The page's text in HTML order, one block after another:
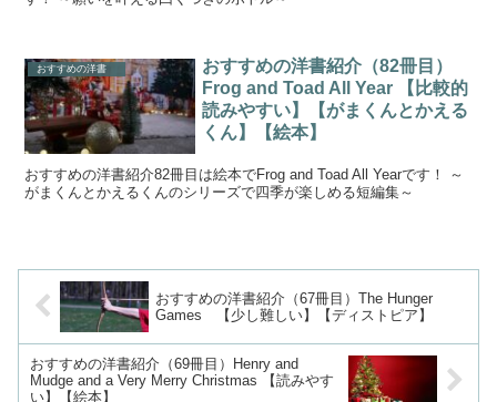
おすすめの洋書
おすすめの洋書紹介（82冊目）
Frog and Toad All Year 【比較的
読みやすい】【がまくんとかえる
くん】【絵本】
おすすめの洋書紹介82冊目は絵本でFrog and Toad All Yearです！ ～
がまくんとかえるくんのシリーズで四季が楽しめる短編集～
おすすめの洋書紹介（67冊目）The Hunger
Games 【少し難しい】【ディストピア】
おすすめの洋書紹介（69冊目）Henry and
Mudge and a Very Merry Christmas 【読みやす
い】【絵本】